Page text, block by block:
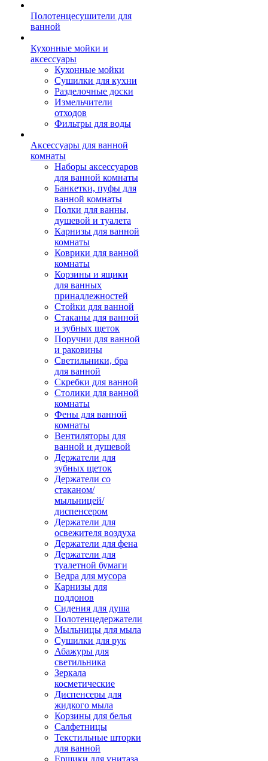
Полотенцесушители для
ванной
Кухонные мойки и
аксессуары
Кухонные мойки
Сушилки для кухни
Разделочные доски
Измельчители
отходов
Фильтры для воды
Аксессуары для ванной
комнаты
Наборы аксессуаров
для ванной комнаты
Банкетки, пуфы для
ванной комнаты
Полки для ванны,
душевой и туалета
Карнизы для ванной
комнаты
Коврики для ванной
комнаты
Корзины и ящики
для ванных
принадлежностей
Стойки для ванной
Стаканы для ванной
и зубных щеток
Поручни для ванной
и раковины
Светильники, бра
для ванной
Скребки для ванной
Столики для ванной
комнаты
Фены для ванной
комнаты
Вентиляторы для
ванной и душевой
Держатели для
зубных щеток
Держатели со
стаканом/
мыльницей/
диспенсером
Держатели для
освежителя воздуха
Держатели для фена
Держатели для
туалетной бумаги
Ведра для мусора
Карнизы для
поддонов
Сидения для душа
Полотенцедержатели
Мыльницы для мыла
Сушилки для рук
Абажуры для
светильника
Зеркала
косметические
Диспенсеры для
жидкого мыла
Корзины для белья
Салфетницы
Текстильные шторки
для ванной
Ершики для унитаза